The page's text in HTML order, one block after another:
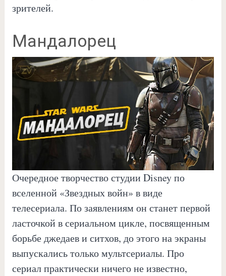
зрителей.
Мандалорец
Очередное творчество студии Disney по
вселенной «Звездных войн» в виде
телесериала. По заявлениям он станет первой
ласточкой в сериальном цикле, посвященным
борьбе джедаев и ситхов, до этого на экраны
выпускались только мультсериалы. Про
сериал практически ничего не известно,